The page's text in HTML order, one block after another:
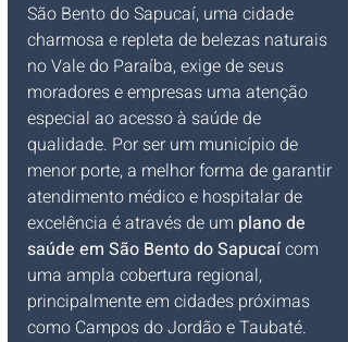
São Bento do Sapucaí, uma cidade
charmosa e repleta de belezas naturais
no Vale do Paraíba, exige de seus
moradores e empresas uma atenção
especial ao acesso à saúde de
qualidade. Por ser um município de
menor porte, a melhor forma de garantir
atendimento médico e hospitalar de
excelência é através de um plano de
saúde em São Bento do Sapucaí com
uma ampla cobertura regional,
principalmente em cidades próximas
como Campos do Jordão e Taubaté.